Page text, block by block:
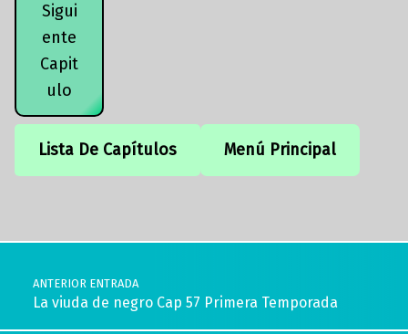
Sigui
ente
Capit
ulo
Lista De Capítulos Menú Principal
Navegación de entradas
ANTERIOR ENTRADA
La viuda de negro Cap 57 Primera Temporada